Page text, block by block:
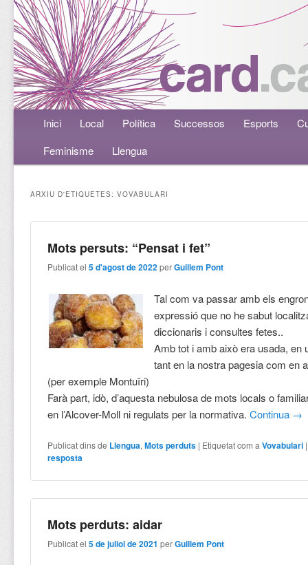
Menú principalAneu al contingut principal
Aneu al contingut secundari
Inici Local Política Successos Esports
Feminisme
Llengua
ARXIU D'ETIQUETES:VOVABULARI
Mots persuts: “Pensat i fet”
Publicat el5 d'agost de 2022 perGuillem Pont
Tal com va passar amb els
expressió que no he sabut
diccionaris i consultes fetes..
Amb tot i amb això era usada, en
tant en la nostra pagesia com en
(per exemple Montuïri)
Farà part, idò, d’aquesta nebulosa de mots locals o
en l’Alcover-Moll ni regulats per la normativa.Continua →
Publicat dins de Llengua,Mots perduts | Etiquetat com a Vovabulari
resposta
Mots perduts: aidar
Publicat el5 de juliol de 2021 perGuillem Pont